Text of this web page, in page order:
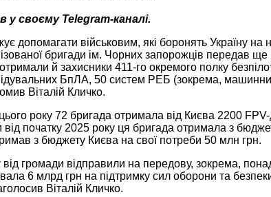
у своєму Telegram-каналі.
допомагати військовим, які боронять Україну
бригади ім. Чорних запорожців передав ще
й захисники 411-го окремого полку
БпЛА, 50 систем РЕБ (зокрема,
Віталій Кличко.
року 72 бригада отримала від Києва 2200 FPV-
початку 2025 року ця бригада отримала з
з бюджету Києва на свої потреби 50 млн грн.
від громади відправили на передову, зокрема,
6 млрд грн на підтримку сил оборони та
Віталій Кличко.